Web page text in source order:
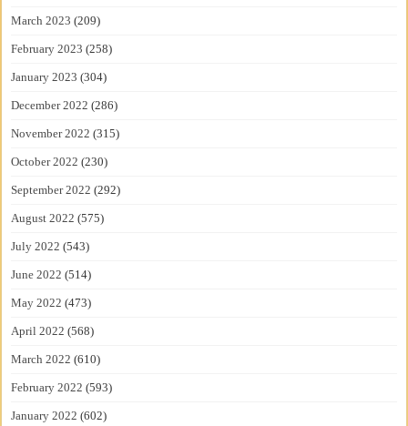
March 2023 (209)
February 2023 (258)
January 2023 (304)
December 2022 (286)
November 2022 (315)
October 2022 (230)
September 2022 (292)
August 2022 (575)
July 2022 (543)
June 2022 (514)
May 2022 (473)
April 2022 (568)
March 2022 (610)
February 2022 (593)
January 2022 (602)